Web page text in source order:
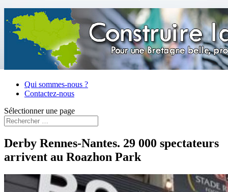
Qui sommes-nous ?
Contactez-nous
Sélectionner une page
Derby Rennes-Nantes. 29 000 spectateurs
arrivent au Roazhon Park